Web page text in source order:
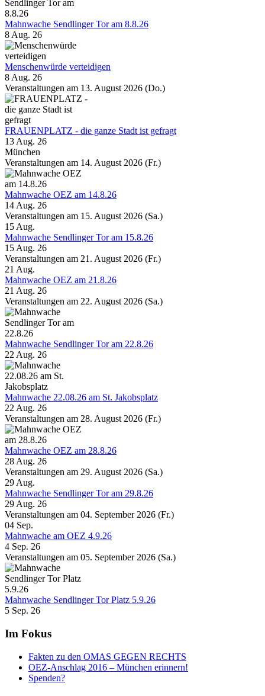
Mahnwache Sendlinger Tor am 8.8.26
8 Aug. 26
Menschenwürde verteidigen
8 Aug. 26
Veranstaltungen am 13. August 2026 (Do.)
FRAUENPLATZ - die ganze Stadt ist gefragt
13 Aug. 26
München
Veranstaltungen am 14. August 2026 (Fr.)
Mahnwache OEZ am 14.8.26
14 Aug. 26
Veranstaltungen am 15. August 2026 (Sa.)
15Aug.
Mahnwache Sendlinger Tor am 15.8.26
15 Aug. 26
Veranstaltungen am 21. August 2026 (Fr.)
21 Aug.
Mahnwache OEZ am 21.8.26
21 Aug. 26
Veranstaltungen am 22. August 2026 (Sa.)
Mahnwache Sendlinger Tor am 22.8.26
22 Aug. 26
Mahnwache 22.08.26 am St. Jakobsplatz
22 Aug. 26
Veranstaltungen am 28. August 2026 (Fr.)
Mahnwache OEZ am 28.8.26
28 Aug. 26
Veranstaltungen am 29. August 2026 (Sa.)
29Aug.
Mahnwache Sendlinger Tor am 29.8.26
29 Aug. 26
Veranstaltungen am 04. September 2026 (Fr.)
04 Sep.
Mahnwache am OEZ 4.9.26
4 Sep. 26
Veranstaltungen am 05. September 2026 (Sa.)
Mahnwache Sendlinger Tor Platz 5.9.26
5 Sep. 26
Im Fokus
Fakten zu den OMAS GEGEN RECHTS
OEZ-Anschlag 2016 – München erinnern!
Spenden?